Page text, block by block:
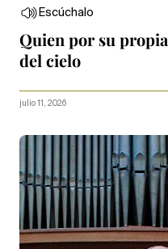
Escúchalo
Quien por su
del cielo
julio 11, 2026